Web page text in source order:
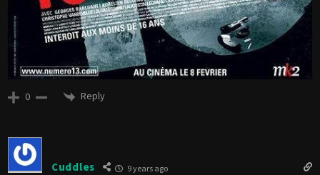
0 Reply
Cuddles 9 years ago